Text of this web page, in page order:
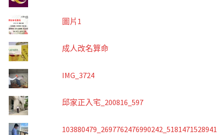
圖片1
成人改名算命
IMG_3724
邱家正入宅_200816_597